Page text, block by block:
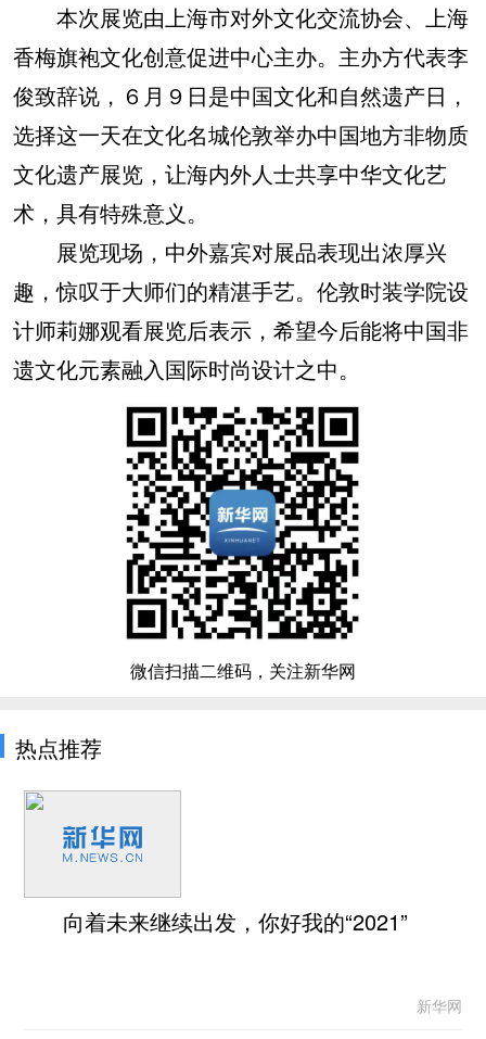
本次展览由上海市对外文化交流协会、上海
香梅旗袍文化创意促进中心主办。主办方代表李
俊致辞说，６月９日是中国文化和自然遗产日，
选择这一天在文化名城伦敦举办中国地方非物质
文化遗产展览，让海内外人士共享中华文化艺
术，具有特殊意义。
展览现场，中外嘉宾对展品表现出浓厚兴
趣，惊叹于大师们的精湛手艺。伦敦时装学院设
计师莉娜观看展览后表示，希望今后能将中国非
遗文化元素融入国际时尚设计之中。
微信扫描二维码，关注新华网
热点推荐
向着未来继续出发，你好我的“2021”
新华网